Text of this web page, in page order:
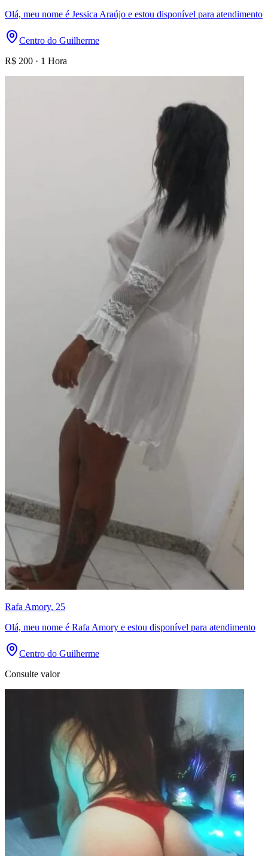
Olá, meu nome é Jessica Araújo e estou disponível para atendimento
Centro do Guilherme
R$ 200 · 1 Hora
Rafa Amory, 25
Olá, meu nome é Rafa Amory e estou disponível para atendimento
Centro do Guilherme
Consulte valor